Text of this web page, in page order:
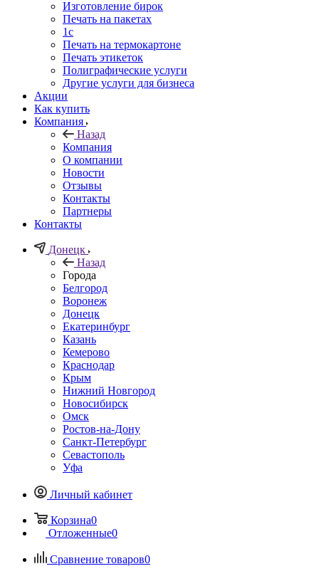
Изготовление бирок
Печать на пакетах
1c
Печать на термокартоне
Печать этикеток
Полиграфические услуги
Другие услуги для бизнеса
Акции
Как купить
Компания
Назад
Компания
О компании
Новости
Отзывы
Контакты
Партнеры
Контакты
Донецк
Назад
Города
Белгород
Воронеж
Донецк
Екатеринбург
Казань
Кемерово
Краснодар
Крым
Нижний Новгород
Новосибирск
Омск
Ростов-на-Дону
Санкт-Петербург
Севастополь
Уфа
Личный кабинет
Корзина0
Отложенные0
Сравнение товаров0